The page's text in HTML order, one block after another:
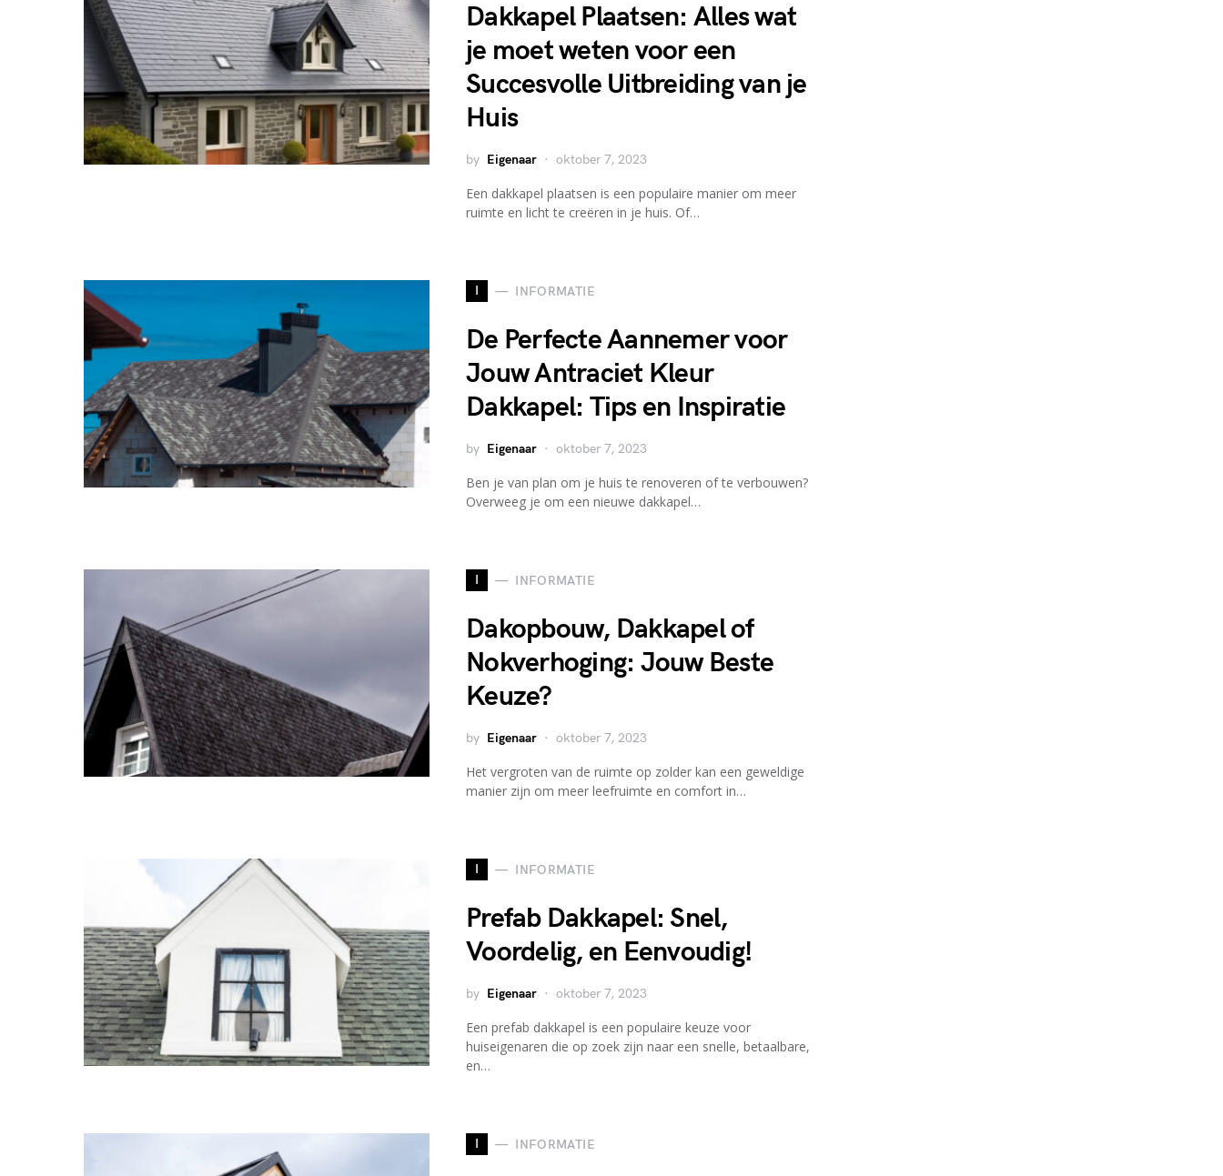
Dakkapel Plaatsen: Alles wat
je moet weten voor een
Succesvolle Uitbreiding van je
Huis
by Eigenaar oktober 7, 2023
Een dakkapel plaatsen is een populaire manier om meer
ruimte en licht te creëren in je huis. Of…
I INFORMATIE
De Perfecte Aannemer voor
Jouw Antraciet Kleur
Dakkapel: Tips en Inspiratie
by Eigenaar oktober 7, 2023
Ben je van plan om je huis te renoveren of te verbouwen?
Overweeg je om een nieuwe dakkapel…
I INFORMATIE
Dakopbouw, Dakkapel of
Nokverhoging: Jouw Beste
Keuze?
by Eigenaar oktober 7, 2023
Het vergroten van de ruimte op zolder kan een geweldige
manier zijn om meer leefruimte en comfort in…
I INFORMATIE
Prefab Dakkapel: Snel,
Voordelig, en Eenvoudig!
by Eigenaar oktober 7, 2023
Een prefab dakkapel is een populaire keuze voor
huiseigenaren die op zoek zijn naar een snelle, betaalbare,
en…
I INFORMATIE